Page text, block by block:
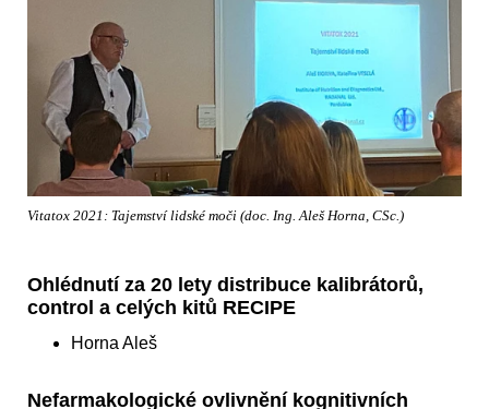
Vitatox 2021: Tajemství lidské moči (doc. Ing. Aleš Horna, CSc.)
Ohlédnutí za 20 lety distribuce kalibrátorů,
control a celých kitů RECIPE
Horna Aleš
Nefarmakologické ovlivnění kognitivních